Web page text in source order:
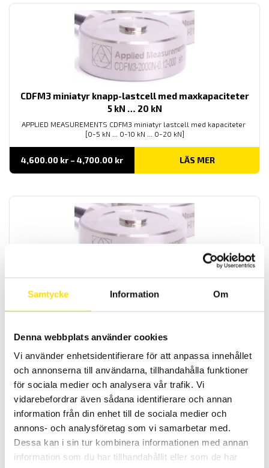
Samtycke Information Om
Denna webbplats använder cookies
Vi använder enhetsidentifierare för att anpassa innehållet
och annonserna till användarna, tillhandahålla funktioner
för sociala medier och analysera vår trafik. Vi
vidarebefordrar även sådana identifierare och annan
information från din enhet till de sociala medier och
annons- och analysföretag som vi samarbetar med.
Dessa kan i sin tur kombinera informationen med annan
information som du har tillhandahållit eller som de har
CDFM3 miniatyr knapp-lastcell med maxkapaciteter
5 kN … 20 kN
APPLIED MEASUREMENTS CDFM3 miniatyr lastcell med kapaciteter
[0-5 kN ... 0-10 kN ... 0-20 kN]
4,600.00 kr – 4,700.00 krPrisintervall:
till
LÄS MER
CDFM3 miniatyr knapp-lastcell med maxkapaciteter
100 N … 20 kN
N... 0-10 kN... 0-20 kN]
6,200.00kr– 6,300.00krPrisintervall:
6,200.00 kr
6,300.00 kr
LÄS MER